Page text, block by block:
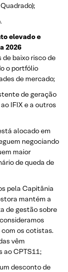
elevado e
2026
baixo risco de
o portfólio
de mercado;
de geração
IFIX e a outros
alocado em
negociando
maior
de queda de
pela Capitânia
mantém a
de gestão sobre
os cotistas.
vêm
ao CPTS11;
desconto de